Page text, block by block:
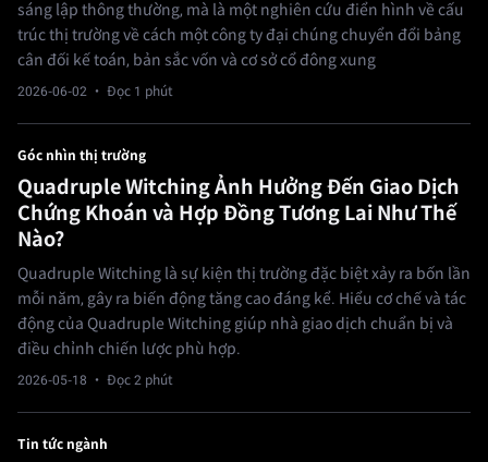
sáng lập thông thường, mà là một nghiên cứu điển hình về cấu
trúc thị trường về cách một công ty đại chúng chuyển đổi bảng
cân đối kế toán, bản sắc vốn và cơ sở cổ đông xung
2026-06-02 · Đọc 1 phút
Góc nhìn thị trường
Quadruple Witching Ảnh Hưởng Đến Giao Dịch
Chứng Khoán và Hợp Đồng Tương Lai Như Thế
Nào?
Quadruple Witching là sự kiện thị trường đặc biệt xảy ra bốn lần
mỗi năm, gây ra biến động tăng cao đáng kể. Hiểu cơ chế và tác
động của Quadruple Witching giúp nhà giao dịch chuẩn bị và
điều chỉnh chiến lược phù hợp.
2026-05-18 · Đọc 2 phút
Tin tức ngành